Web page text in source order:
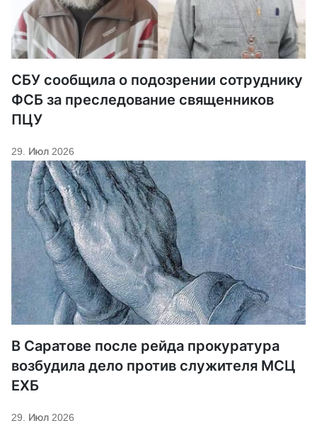
СБУ сообщила о подозрении сотруднику
ФСБ за преследование священников
ПЦУ
29. Июл 2026
В Саратове после рейда прокуратура
возбудила дело против служителя МСЦ
ЕХБ
29. Июл 2026